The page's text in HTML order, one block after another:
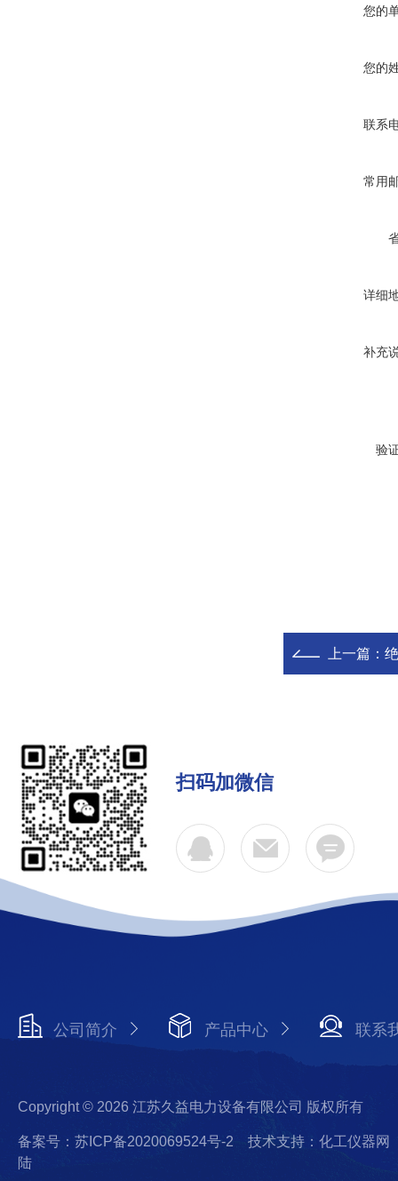
您的
您的
联系
常用
详细
补充
验
上一篇：
扫码加微信
公司简介 产品中心 联系
Copyright © 2026 江苏久益电力设备有限公司 版权所有
备案号：苏ICP备2020069524号-2
技术支持：化工仪器网
陆